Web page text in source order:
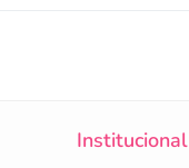
Institucional